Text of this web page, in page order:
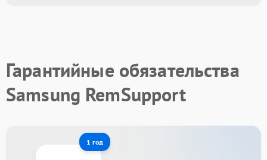
Гарантийные обязательства
Samsung RemSupport
1 год